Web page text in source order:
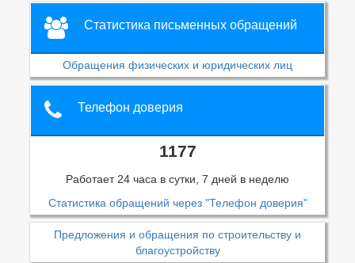
Статистика письменных обращений
Обращения физических и юридических лиц
Телефон доверия
1177
Работает 24 часа в сутки, 7 дней в неделю
Статистика обращений через "Телефон доверия"
Предложения и обращения по строительству и
благоустройству